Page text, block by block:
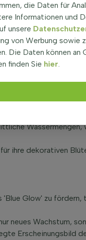
pflegeleichten
Glow'
gut durchlässigen
Kontrast zu den
seine Blätter von
Wassermengen,
ihre dekorativen
Glow' zu fördern,
neues Wachstum,
Erscheinungsbild
die Daten für
Informationen und
unsere
von Werbung sowie
Die Daten können
finden Sie hier.